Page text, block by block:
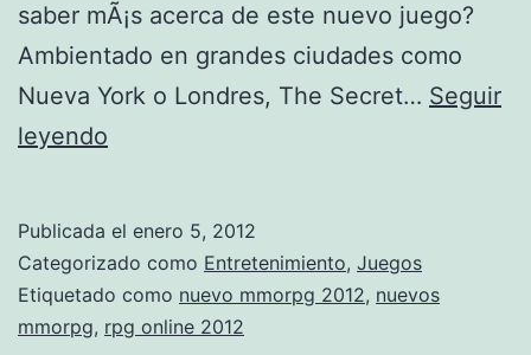
saber mÃ¡s acerca de este nuevo juego?
Ambientado en grandes ciudades como
Nueva York o Londres, The Secret… Seguir
leyendo
S
e
c
Publicada el enero 5, 2012
Categorizado como Entretenimiento, Juegos
Etiquetado como nuevo mmorpg 2012, nuevos
mmorpg, rpg online 2012